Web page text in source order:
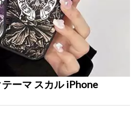
ーマ スカル iPhone